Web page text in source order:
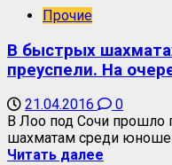
Прочие
В быстрых
преуспели. На
21.04.2016
0
В Лоо под Сочи прошло
шахматам среди
Читать далее